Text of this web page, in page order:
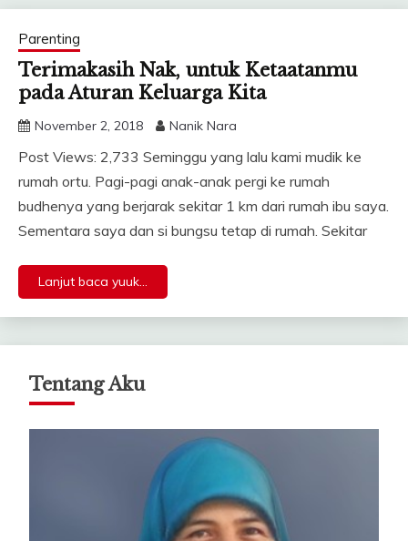
Parenting
Terimakasih Nak, untuk Ketaatanmu
pada Aturan Keluarga Kita
November 2, 2018 Nanik Nara
Post Views: 2,733 Seminggu yang lalu kami mudik ke
rumah ortu. Pagi-pagi anak-anak pergi ke rumah
budhenya yang berjarak sekitar 1 km dari rumah ibu saya.
Sementara saya dan si bungsu tetap di rumah. Sekitar
Lanjut baca yuuk...
Tentang Aku